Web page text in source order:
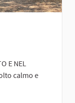
E NEL
calmo e